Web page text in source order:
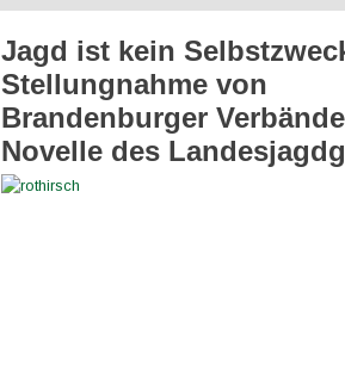
Jagd ist kein
Stellungnahme von
Brandenburger
Novelle des